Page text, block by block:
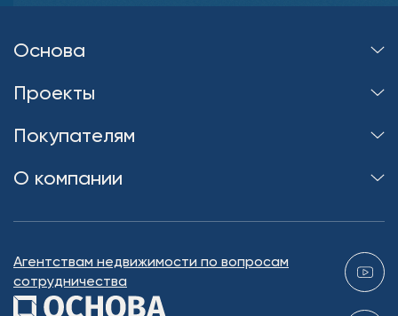
Основа
Проекты
Покупателям
О компании
Агентствам недвижимости по вопросам
сотрудничества